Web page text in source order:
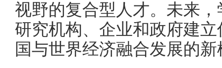
视野的复合型人才。未来
研究机构、企业和政府建
国与世界经济融合发展的